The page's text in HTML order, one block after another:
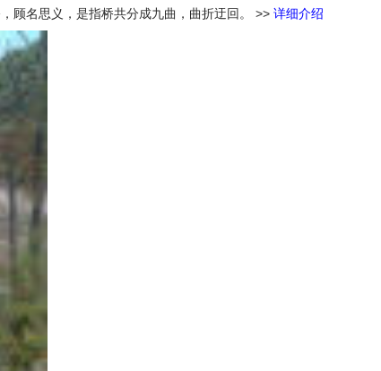
顾名思义，是指桥共分成九曲，曲折迂回。>>详细介绍